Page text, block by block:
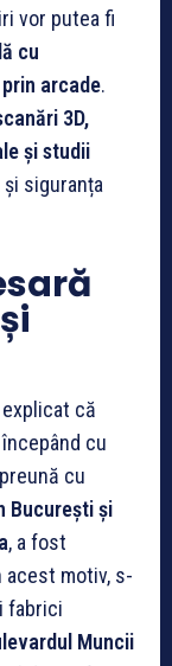
vor putea fi
cu
arcade.
3D,
și studii
siguranța
explicat că
cu
cu
București și
, a fost
acest motiv, s-
fabrici
Muncii